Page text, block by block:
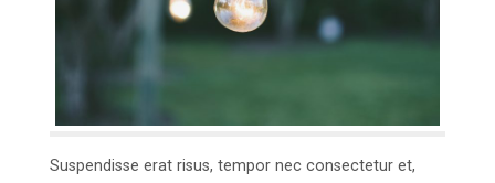
Suspendisse erat risus, tempor nec consectetur et,